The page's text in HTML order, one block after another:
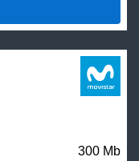
300 Mb